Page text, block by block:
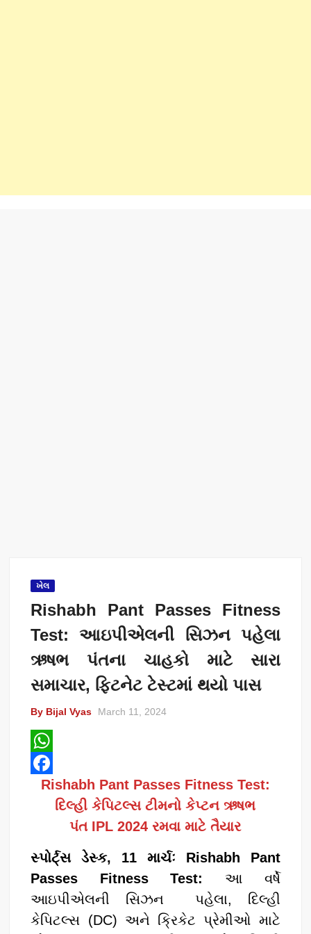
ખેલ
Rishabh Pant Passes Fitness
Test: આઇપીએલની સિઝન પહેલા
ઋષભ પંતના ચાહકો માટે સારા
સમાચાર, ફિટનેટ ટેસ્ટમાં થયો પાસ
By Bijal Vyas March 11, 2024
W
s
A
p
p
e
b
o
o
Rishabh Pant Passes Fitness Test:
દિલ્હી કેપિટલ્સ ટીમનો કેપ્ટન ઋષભ
પંત IPL 2024 રમવા માટે તૈયાર
સ્પોર્ટ્સ ડેસ્ક, 11 માર્ચઃ Rishabh Pant
Passes Fitness Test: આ વર્ષે
આઇપીએલની સિઝન પહેલા, દિલ્હી
કેપિટલ્સ (DC) અને ક્રિકેટ પ્રેમીઓ માટે